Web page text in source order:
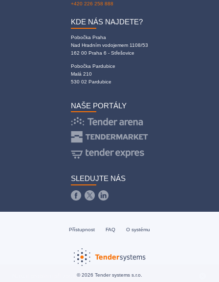
+420 226 258 888
KDE NÁS NAJDETE?
Pobočka Praha
Nad Hradním vodojemem 1108/53
162 00 Praha 6 - Střešovice
Pobočka Pardubice
Malá 210
530 02 Pardubice
NAŠE PORTÁLY
SLEDUJTE NÁS
Přístupnost FAQ O systému
© 2026 Tender systems s.r.o.
Nastal problém při zpracování požadavku.